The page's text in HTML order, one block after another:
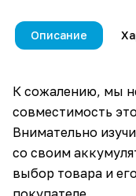
Описание
К сожалению, мы
совместимость
Внимательно
со своим
выбор товара и